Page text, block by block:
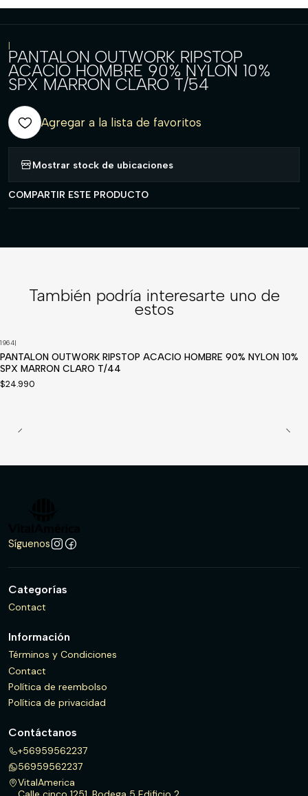
|
PANTALON OUTWORK RIPSTOP
ACACIO HOMBRE 90% NYLON 10%
SPX MARRON CLARO T/54
Agregar a la lista de favoritos
Mostrar stock de ubicaciones
COMPARTIR ESTE PRODUCTO
También podría interesarte uno de
estos
1964|
PANTALON OUTWORK RIPSTOP ACACIO HOMBRE 90% NYLON 10%
SPX MARRON CLARO T/44
$24.990
Síguenos
Categorías
Contact
Información
Términos y Condiciones
Contact
Política de reembolso
Política de privacidad
Contáctanos
+56959562237
56959562237
VitalAmerica